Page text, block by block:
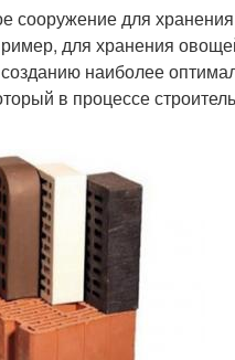
сооружение для
для хранения
наиболее
в процессе